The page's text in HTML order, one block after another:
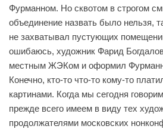
Фурманном. Но сквотом в строгом
объединение назвать было нельзя,
не захватывал пустующих
ошибаюсь, художник Фарид
местным ЖЭКом и оформил
Конечно, кто-то что-то кому-то
картинами. Когда мы сегодня
прежде всего имеем в виду тех
продолжателями московских